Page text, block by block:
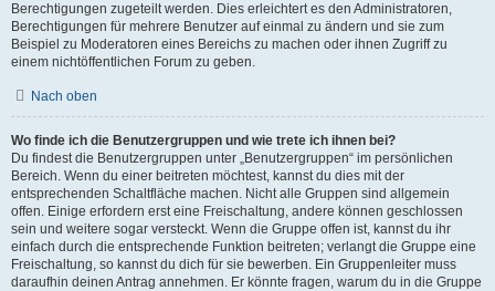
Berechtigungen zugeteilt werden. Dies erleichtert es den Administratoren,
Berechtigungen für mehrere Benutzer auf einmal zu ändern und sie zum
Beispiel zu Moderatoren eines Bereichs zu machen oder ihnen Zugriff zu
einem nichtöffentlichen Forum zu geben.
Nach oben
Wo finde ich die Benutzergruppen und wie trete ich ihnen bei?
Du findest die Benutzergruppen unter „Benutzergruppen“ im persönlichen
Bereich. Wenn du einer beitreten möchtest, kannst du dies mit der
entsprechenden Schaltfläche machen. Nicht alle Gruppen sind allgemein
offen. Einige erfordern erst eine Freischaltung, andere können geschlossen
sein und weitere sogar versteckt. Wenn die Gruppe offen ist, kannst du ihr
einfach durch die entsprechende Funktion beitreten; verlangt die Gruppe eine
Freischaltung, so kannst du dich für sie bewerben. Ein Gruppenleiter muss
daraufhin deinen Antrag annehmen. Er könnte fragen, warum du in die Gruppe